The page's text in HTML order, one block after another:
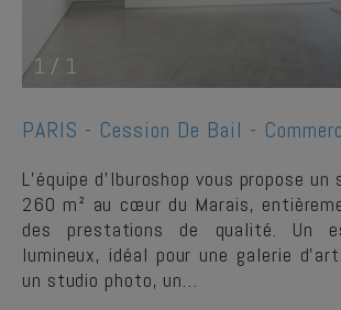
1 / 1
PARIS - Cession De Bail -
L’équipe d’Iburoshop vous propose
260 m² au cœur du Marais,
des prestations de qualité. Un
lumineux, idéal pour une galerie
un studio photo, un…